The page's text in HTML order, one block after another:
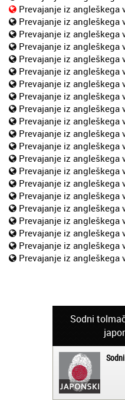
Prevajanje iz angleškega
Prevajanje iz angleškega
Prevajanje iz angleškega
Prevajanje iz angleškega
Prevajanje iz angleškega
Prevajanje iz angleškega
Prevajanje iz angleškega
Prevajanje iz angleškega
Prevajanje iz angleškega
Prevajanje iz angleškega
Prevajanje iz angleškega
Prevajanje iz angleškega
Prevajanje iz angleškega
Prevajanje iz angleškega
Prevajanje iz angleškega
Prevajanje iz angleškega
Prevajanje iz angleškega
Prevajanje iz angleškega
Prevajanje iz angleškega
Prevajanje iz angleškega
Prevajanje iz angleškega
Sodni